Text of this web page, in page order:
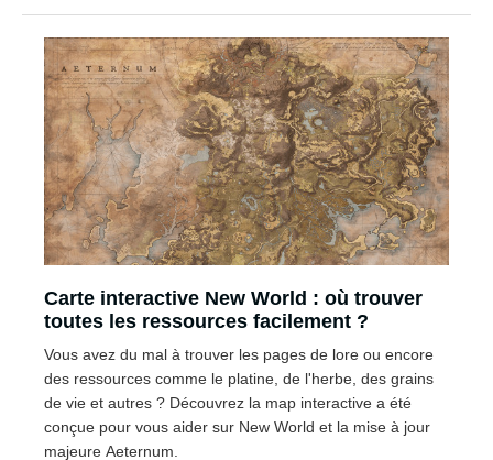
Carte interactive New World : où trouver
toutes les ressources facilement ?
Vous avez du mal à trouver les pages de lore ou encore
des ressources comme le platine, de l'herbe, des grains
de vie et autres ? Découvrez la map interactive a été
conçue pour vous aider sur New World et la mise à jour
majeure Aeternum.